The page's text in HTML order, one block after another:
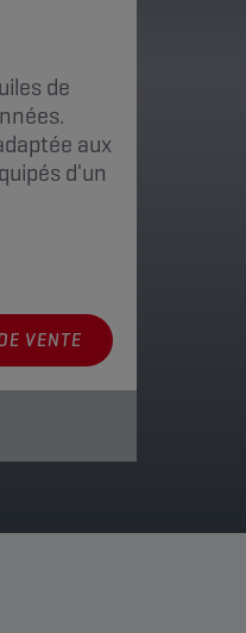
de
aux
d'un
VENTE